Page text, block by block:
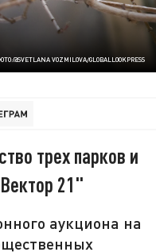
VOZMILOVA/GLOBALLOOKPRESS
трех парков и
21"
аукциона на